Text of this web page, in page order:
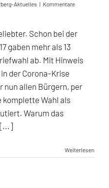
Aktuelles | Kommentare
Schon bei der
gaben mehr als 13
ab. Mit Hinweis
der Corona-Krise
nun allen Bürgern, per
komplette Wahl als
Warum das
Weiterlesen